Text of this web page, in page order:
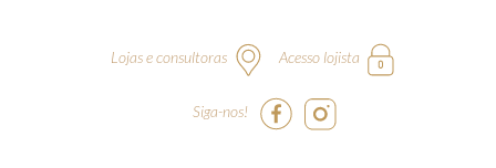
Lojas e consultoras Acesso lojista
Siga-nos!